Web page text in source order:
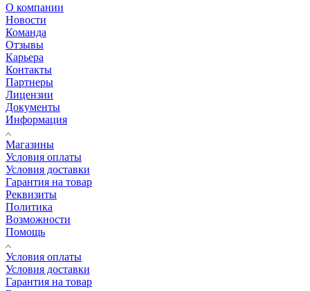
О компании
Новости
Команда
Отзывы
Карьера
Контакты
Партнеры
Лицензии
Документы
Информация
Магазины
Условия оплаты
Условия доставки
Гарантия на товар
Реквизиты
Политика
Возможности
Помощь
Условия оплаты
Условия доставки
Гарантия на товар